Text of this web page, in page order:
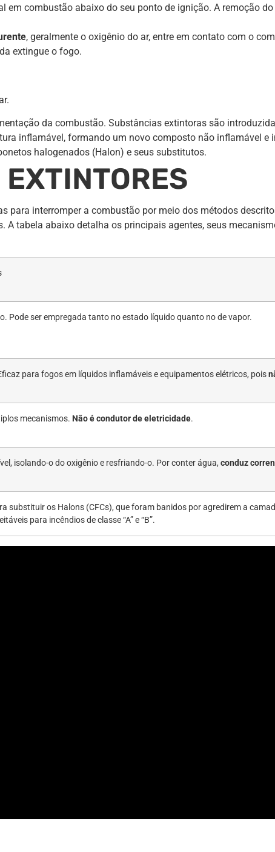
em combustão abaixo do seu ponto de ignição. A remoção do
, geralmente o oxigênio do ar, entre em contato com o
extingue o fogo.
da combustão. Substâncias extintoras são
inflamável, formando um novo composto não inflamável e
halogenados (Halon) e seus substitutos.
interromper a combustão por meio dos métodos
tabela abaixo detalha os principais agentes, seus
Pode ser empregada tanto no estado líquido quanto no de vapor.
para fogos em líquidos inflamáveis e equipamentos elétricos, pois
mecanismos. Não é condutor de eletricidade.
isolando-o do oxigênio e resfriando-o. Por conter água, conduz
substituir os Halons (CFCs), que foram banidos por agredirem a
para incêndios de classe “A” e “B”.